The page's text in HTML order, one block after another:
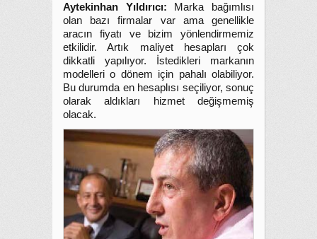
Aytekinhan Yıldırıcı: Marka bağımlısı
olan bazı firmalar var ama genellikle
aracın fiyatı ve bizim yönlendirmemiz
etkilidir. Artık maliyet hesapları çok
dikkatli yapılıyor. İstedikleri markanın
modelleri o dönem için pahalı olabiliyor.
Bu durumda en hesaplısı seçiliyor, sonuç
olarak aldıkları hizmet değişmemiş
olacak.